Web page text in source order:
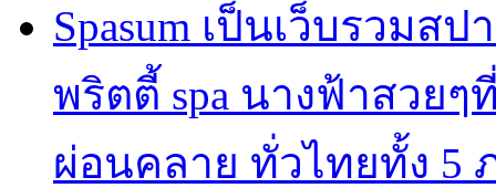
Spasum เป็นเว็บรวม
พริตตี้ spa นางฟ้าสวย
ผ่อนคลาย ทั่วไทยทั้ง 5